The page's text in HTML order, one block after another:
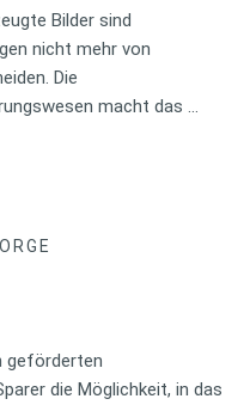
Bilder sind
nicht mehr von
Die
macht das …
geförderten
die Möglichkeit, in das